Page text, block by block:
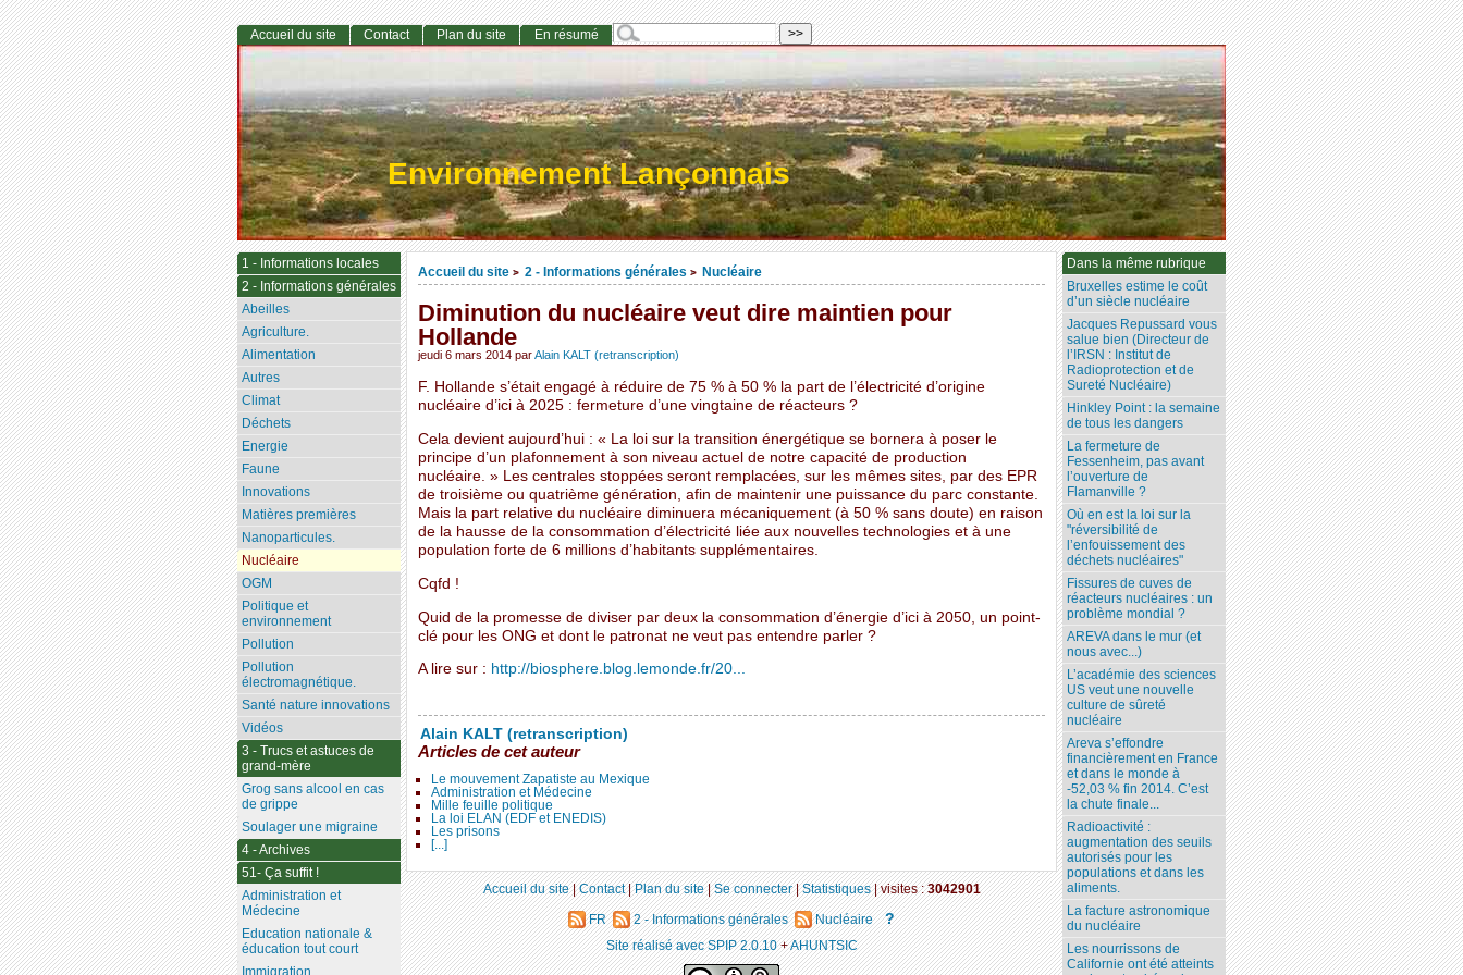
Environnement Lançonnais
Accueil du site > 2 - Informations générales > Nucléaire
Diminution du nucléaire veut dire maintien pour
Hollande
jeudi 6 mars 2014 parAlain KALT (retranscription)
F. Hollande s’était engagé à réduire de 75 % à 50 % la part de l’électricité d’origine
nucléaire d’ici à 2025 : fermeture d’une vingtaine de réacteurs ?
Cela devient aujourd’hui : « La loi sur la transition énergétique se bornera à poser le
principe d’un plafonnement à son niveau actuel de notre capacité de production
nucléaire. » Les centrales stoppées seront remplacées, sur les mêmes sites, par des EPR
de troisième ou quatrième génération, afin de maintenir une puissance du parc constante.
Mais la part relative du nucléaire diminuera mécaniquement (à 50 % sans doute) en raison
de la hausse de la consommation d’électricité liée aux nouvelles technologies et à une
population forte de 6 millions d’habitants supplémentaires.
Cqfd !
Quid de la promesse de diviser par deux la consommation d’énergie d’ici à 2050, un point-
clé pour les ONG et dont le patronat ne veut pas entendre parler ?
A lire sur : http://biosphere.blog.lemonde.fr/20...
Alain KALT (retranscription)
Articles de cet auteur
Le mouvement Zapatiste au Mexique
Administration et Médecine
Mille feuille politique
La loi ELAN (EDF et ENEDIS)
Les prisons
[...]
Dans la même rubrique
Bruxelles estime le coût
d’un siècle nucléaire
Jacques Repussard vous
salue bien (Directeur de
l’IRSN : Institut de
Radioprotection et de
Sureté Nucléaire)
Hinkley Point : la semaine
de tous les dangers
La fermeture de
Fessenheim, pas avant
l’ouverture de
Flamanville ?
Où en est la loi sur la
"réversibilité de
l’enfouissement des
déchets nucléaires"
Fissures de cuves de
réacteurs nucléaires : un
problème mondial ?
AREVA dans le mur (et
nous avec...)
L’académie des sciences
US veut une nouvelle
culture de sûreté
nucléaire
Areva s’effondre
financièrement en France
et dans le monde à
-52,03 % fin 2014. C’est
la chute finale...
Radioactivité :
augmentation des seuils
autorisés pour les
populations et dans les
aliments.
La facture astronomique
du nucléaire
Les nourrissons de
Californie ont été atteints
Accueil du site Contact Plan du site En résumé
1 - Informations locales
2 - Informations générales
Abeilles
Agriculture.
Alimentation
Autres
Climat
Déchets
Energie
Faune
Innovations
Matières premières
Nanoparticules.
Nucléaire
OGM
Politique et
environnement
Pollution
Pollution
électromagnétique.
Santé nature innovations
Vidéos
3 - Trucs et astuces de
grand-mère
Grog sans alcool en cas
de grippe
Soulager une migraine
4 - Archives
51- Ça suffit !
Administration et
Médecine
Education nationale &
éducation tout court
Accueil du site|Contact|Plan du site|Se connecter|Statistiques|visites :3042901
FR 2 - Informations générales Nucléaire ?
Site réalisé avec SPIP 2.0.10+AHUNTSIC